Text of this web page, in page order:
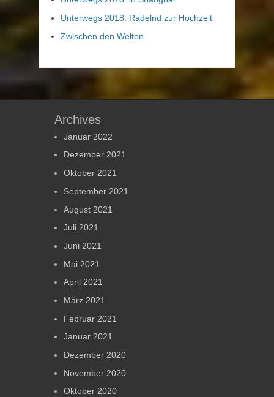
Unterwegs 2018: Radelnd zur Hochzeit
Zwischen den Welten
Archives
Januar 2022
Dezember 2021
Oktober 2021
September 2021
August 2021
Juli 2021
Juni 2021
Mai 2021
April 2021
März 2021
Februar 2021
Januar 2021
Dezember 2020
November 2020
Oktober 2020